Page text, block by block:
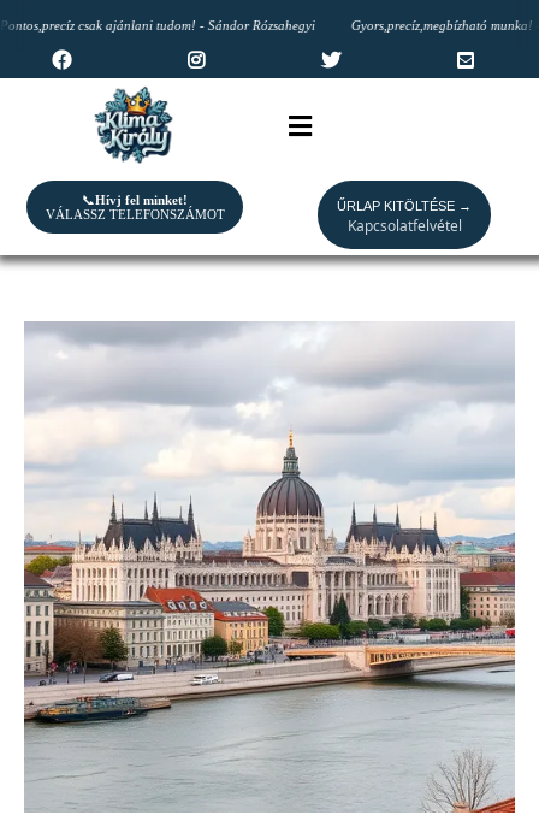
csak ajánlani tudom! - Sándor Rózsahegyi Gyors,precíz,megbízható munka! -
📞Hívj fel minket!
VÁLASSZ TELEFONSZÁMOT
ŰRLAP KITÖLTÉSE →
Kapcsolatfelvétel